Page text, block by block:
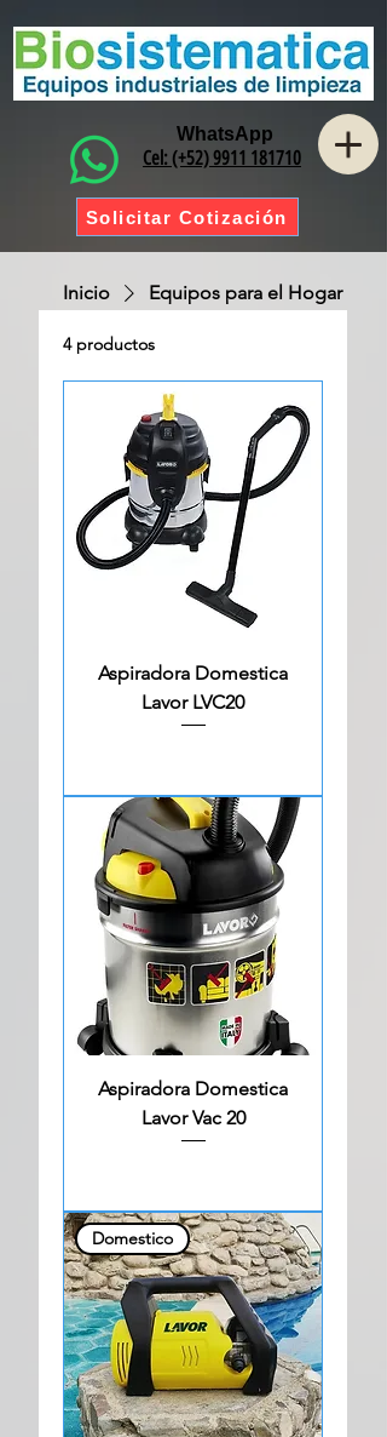
Solicitar Cotización
Cel: (+52) 9911 181710
WhatsApp
Inicio Equipos para el Hogar
4 productos
Aspiradora Domestica
Lavor LVC20
Aspiradora Domestica
Lavor Vac 20
Domestico